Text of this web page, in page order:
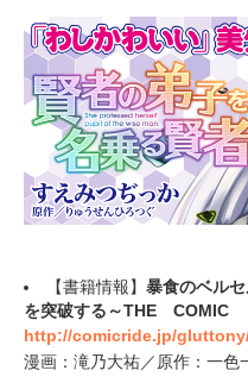
【書籍情報】 暴食のベル
を突破する～THE COMIC
http://comicride.jp/
漫画：滝乃大祐／原作：一